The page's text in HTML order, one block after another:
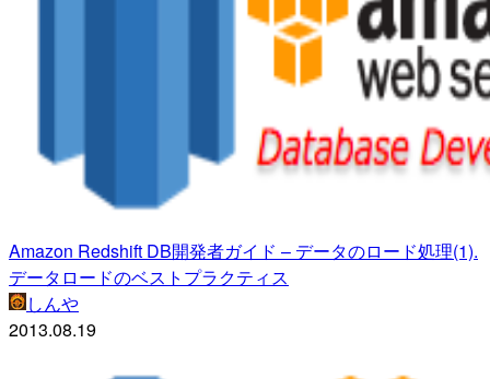
Amazon Redshift DB開発者ガイド – データのロード処理(1).
データロードのベストプラクティス
しんや
2013.08.19